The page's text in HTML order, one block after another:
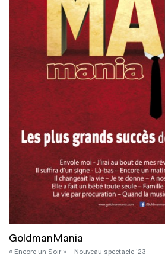
GoldmanMania
« Encore un Soir » – Nouveau spectacle ’23